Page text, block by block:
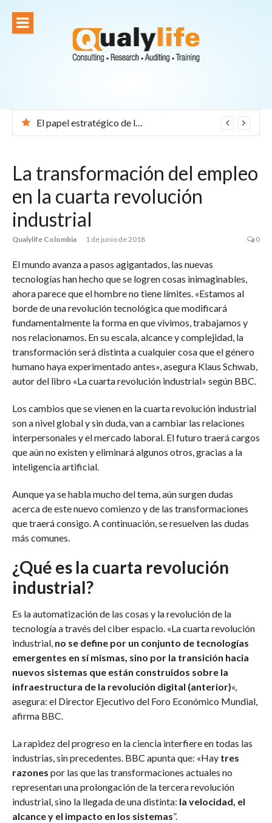
contenido
El papel estratégico de la T+D en los resultados empresariales
La transformación del empleo
en la cuarta revolución
industrial
Qualylife Colombia 1 de junio de 2018 0
El mundo avanza a pasos agigantados, las nuevas
tecnologías han hecho que se logren cosas inimaginables,
ahora parece que el hombre no tiene límites. «Estamos al
borde de una revolución tecnológica que modificará
fundamentalmente la forma en que vivimos, trabajamos y
nos relacionamos. En su escala, alcance y complejidad, la
transformación será distinta a cualquier cosa que el género
humano haya experimentado antes», asegura Klaus Schwab,
autor del libro «La cuarta revolución industrial» según BBC.
Los cambios que se vienen en la cuarta revolución industrial
son a nivel global y sin duda, van a cambiar las relaciones
interpersonales y el mercado laboral. El futuro traerá cargos
que aún no existen y eliminará algunos otros, gracias a la
inteligencia artificial.
Aunque ya se habla mucho del tema, aún surgen dudas
acerca de este nuevo comienzo y de las transformaciones
que traerá consigo. A continuación, se resuelven las dudas
más comunes.
¿Qué es la cuarta revolución
industrial?
Es la automatización de las cosas y la revolución de la
tecnología a través del ciber espacio. «La cuarta revolución
industrial, no se define por un conjunto de tecnologías
emergentes en sí mismas, sino por la transición hacia
nuevos sistemas que están construidos sobre la
infraestructura de la revolución digital (anterior)«,
asegura: el Director Ejecutivo del Foro Económico Mundial,
afirma BBC.
La rapidez del progreso en la ciencia interfiere en todas las
industrias, sin precedentes. BBC apunta que: «Hay tres
razones por las que las transformaciones actuales no
representan una prolongación de la tercera revolución
industrial, sino la llegada de una distinta: la velocidad, el
alcance y el impacto en los sistemas”.